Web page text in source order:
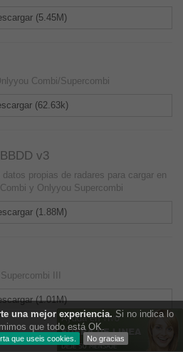
una mejor experiencia. Si no indica lo
que todo está OK.
que useis cookies. No gracias
(5.45M)
Combi/Supercombi
(62.63k)
v3
propias de radares para cargar en
y Onlyyou Supercombi
(1.88M)
III
(1.01M)